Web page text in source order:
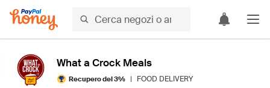
What a Crock Meals
Recupero del 3% | FOOD DELIVERY